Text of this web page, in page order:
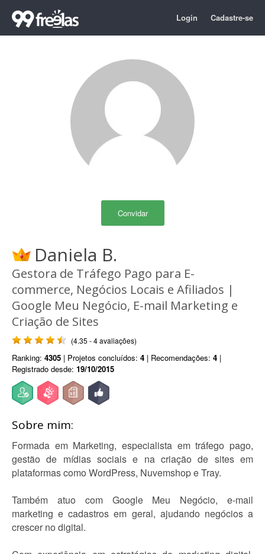
Login Cadastre-se
Convidar
Daniela B.
Gestora de Tráfego Pago para E-
commerce, Negócios Locais e Afiliados |
Google Meu Negócio, E-mail Marketing e
Criação de Sites
(4.35 - 4 avaliações)
Ranking: 4305 | Projetos concluídos: 4 | Recomendações: 4 |
Registrado desde: 19/10/2015
Sobre mim:
Formada em Marketing, especialista em tráfego pago,
gestão de mídias sociais e na criação de sites em
plataformas como WordPress, Nuvemshop e Tray.
Também atuo com Google Meu Negócio, e-mail
marketing e cadastros em geral, ajudando negócios a
crescer no digital.